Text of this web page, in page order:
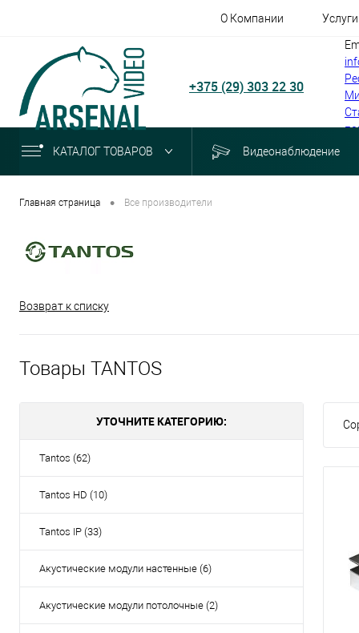
О Компании Услуги
+375 (29) 303 22 30
КАТАЛОГ ТОВАРОВ Видеонаблюдение
Главная страница • Все производители
Возврат к списку
Товары TANTOS
УТОЧНИТЕ КАТЕГОРИЮ:
Tantos (62)
Tantos HD (10)
Tantos IP (33)
Акустические модули настенные (6)
Акустические модули потолочные (2)